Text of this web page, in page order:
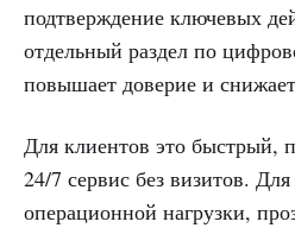
подтверждение ключевых
отдельный раздел по
повышает доверие и
Для клиентов это быстрый,
24/7 сервис без визитов.
операционной нагрузки,